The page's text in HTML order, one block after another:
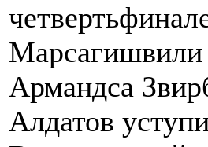
Армандса
Алдатов